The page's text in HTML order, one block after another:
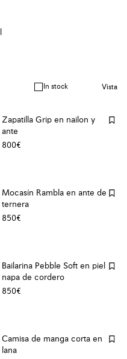
In stock Vista
Zapatilla Grip en nailon y
ante
800€
Mocasín Rambla en ante de
ternera
850€
Bailarina Pebble Soft en piel
napa de cordero
850€
Camisa de manga corta en
lana